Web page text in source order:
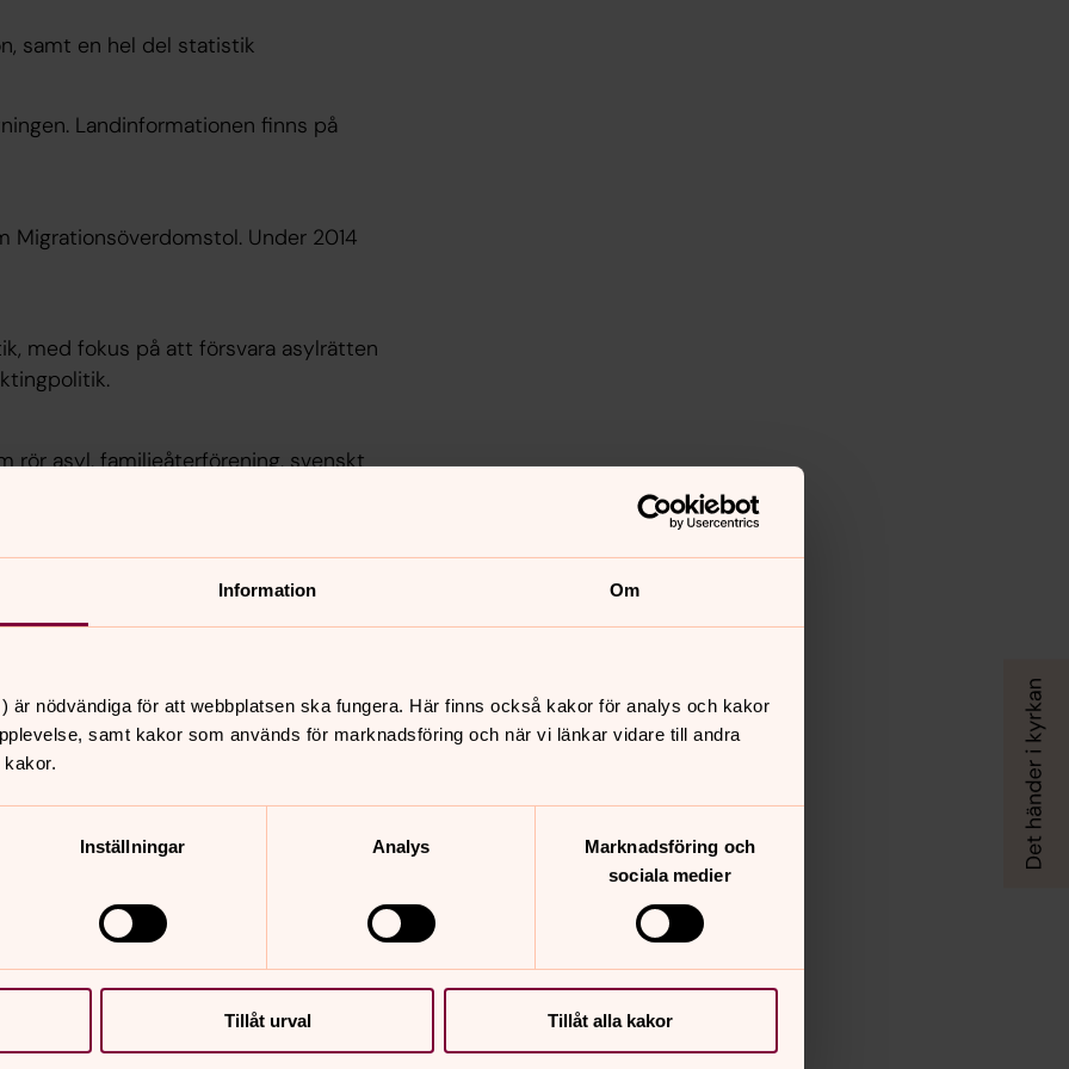
Information Om
är nödvändiga för att webbplatsen ska fungera. Här finns också kakor för analys och kakor
samt kakor som används för marknadsföring och när vi länkar vidare till andra
Inställningar Analys
Marknadsföring och
sociala medier
Tillåt urval Tillåt alla kakor
samt en hel del statistik
Landinformationen finns på
Under 2014
med fokus på att försvara asylrätten
rör asyl, familjeåterförening, svenskt
ett flertal av deras teman, t.ex. EU-
Ordet Caritas är latin och